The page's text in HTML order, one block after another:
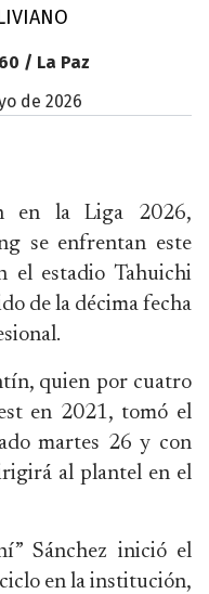
/ La Paz
de 2026
en la Liga 2026,
se enfrentan este
el estadio Tahuichi
de la décima fecha
quien por cuatro
en 2021, tomó el
martes 26 y con
al plantel en el
Sánchez inició el
en la institución,